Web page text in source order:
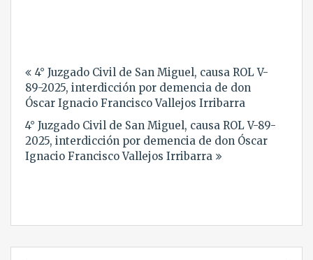
de
entradas
4° Juzgado Civil de San Miguel, causa ROL V-
89-2025, interdicción por demencia de don
Óscar Ignacio Francisco Vallejos Irribarra
4° Juzgado Civil de San Miguel, causa ROL V-89-
2025, interdicción por demencia de don Óscar
Ignacio Francisco Vallejos Irribarra